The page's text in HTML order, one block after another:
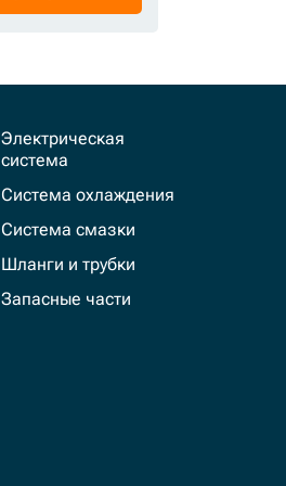
Электрическая
система
Система охлаждения
Система смазки
Шланги и трубки
Запасные части